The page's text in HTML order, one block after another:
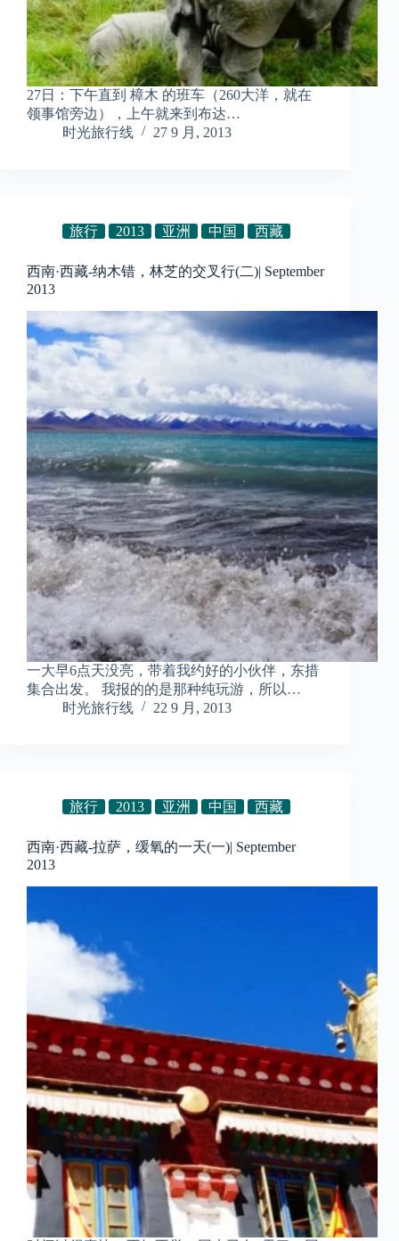
27日：下午直到 樟木 的班车（260大洋，就在
领事馆旁边），上午就来到布达…
时光旅行线
27 9 月, 2013
旅行 2013 亚洲 中国 西藏
西南·西藏-纳木错，林芝的交叉行(二)| September
2013
一大早6点天没亮，带着我约好的小伙伴，东措
集合出发。 我报的的是那种纯玩游，所以…
时光旅行线
22 9 月, 2013
旅行 2013 亚洲 中国 西藏
西南·西藏-拉萨，缓氧的一天(一)| September
2013